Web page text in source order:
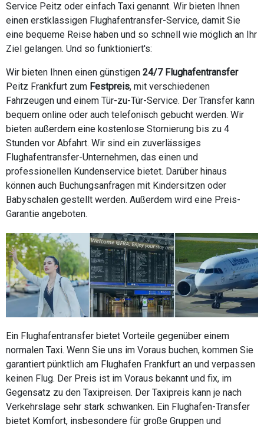
Service Peitz oder einfach Taxi genannt. Wir bieten Ihnen
einen erstklassigen Flughafentransfer-Service, damit Sie
eine bequeme Reise haben und so schnell wie möglich an Ihr
Ziel gelangen. Und so funktioniert's:
Wir bieten Ihnen einen günstigen 24/7 Flughafentransfer
Peitz Frankfurt zum Festpreis, mit verschiedenen
Fahrzeugen und einem Tür-zu-Tür-Service. Der Transfer kann
bequem online oder auch telefonisch gebucht werden. Wir
bieten außerdem eine kostenlose Stornierung bis zu 4
Stunden vor Abfahrt. Wir sind ein zuverlässiges
Flughafentransfer-Unternehmen, das einen und
professionellen Kundenservice bietet. Darüber hinaus
können auch Buchungsanfragen mit Kindersitzen oder
Babyschalen gestellt werden. Außerdem wird eine Preis-
Garantie angeboten.
Ein Flughafentransfer bietet Vorteile gegenüber einem
normalen Taxi. Wenn Sie uns im Voraus buchen, kommen Sie
garantiert pünktlich am Flughafen Frankfurt an und verpassen
keinen Flug. Der Preis ist im Voraus bekannt und fix, im
Gegensatz zu den Taxipreisen. Der Taxipreis kann je nach
Verkehrslage sehr stark schwanken. Ein Flughafen-Transfer
bietet Komfort, insbesondere für große Gruppen und